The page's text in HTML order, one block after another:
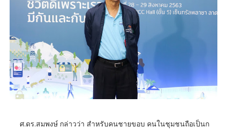
ศ.ดร.สมพงษ์ กล่าวว่า สำหรับคนชายขอบ คนในชุมชนถือเป็นก